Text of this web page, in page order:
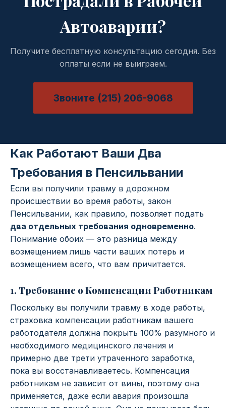
Автоаварии?
Получите бесплатную консультацию сегодня. Без
оплаты если не выиграем.
Звоните (215) 206-9068
Как Работают Ваши Два
Требования в Пенсильвании
Если вы получили травму в дорожном
происшествии во время работы, закон
Пенсильвании, как правило, позволяет подать
два отдельных требования одновременно.
Понимание обоих — это разница между
возмещением лишь части ваших потерь и
возмещением всего, что вам причитается.
1. Требование о Компенсации Работникам
Поскольку вы получили травму в ходе работы,
страховка компенсации работникам вашего
работодателя должна покрыть 100% разумного и
необходимого медицинского лечения и
примерно две трети утраченного заработка,
пока вы восстанавливаетесь. Компенсация
работникам не зависит от вины, поэтому она
применяется, даже если авария произошла